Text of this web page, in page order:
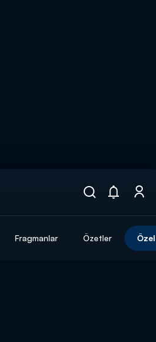
Fragmanlar Özetler